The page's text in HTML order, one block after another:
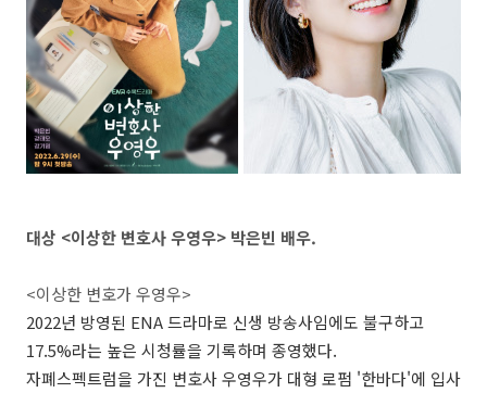
대상 <이상한 변호사 우영우> 박은빈 배우.
<이상한 변호가 우영우>
2022년 방영된 ENA 드라마로 신생 방송사임에도 불구하고
17.5%라는 높은 시청률을 기록하며 종영했다.
자폐스펙트럼을 가진 변호사 우영우가 대형 로펌 '한바다'에 입사